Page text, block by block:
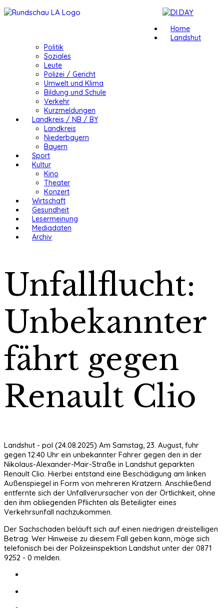
Home
Landshut
Politik
Soziales
Leute
Polizei / Gericht
Umwelt und Klima
Bildung und Schule
Verkehr
Kurzmeldungen
Landkreis / NB / BY
Landkreis
Niederbayern
Bayern
Sport
Kultur
Kino
Theater
Konzert
Wirtschaft
Gesundheit
Lesermeinung
Mediadaten
Archiv
Unfallflucht:
Unbekannter
fährt gegen
Renault Clio
Landshut - pol (24.08.2025) Am Samstag, 23. August, fuhr
gegen 12:40 Uhr ein unbekannter Fahrer gegen den in der
Nikolaus-Alexander-Mair-Straße in Landshut geparkten
Renault Clio. Hierbei entstand eine Beschädigung am linken
Außenspiegel in Form von mehreren Kratzern. Anschließend
entfernte sich der Unfallverursacher von der Örtlichkeit, ohne
den ihm obliegenden Pflichten als Beteiligter eines
Verkehrsunfall nachzukommen.
Der Sachschaden beläuft sich auf einen niedrigen dreistelligen
Betrag. Wer Hinweise zu diesem Fall geben kann, möge sich
telefonisch bei der Polizeiinspektion Landshut unter der 0871
9252 - 0 melden.